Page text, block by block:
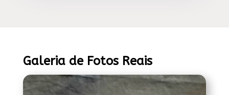
Galeria de Fotos Reais